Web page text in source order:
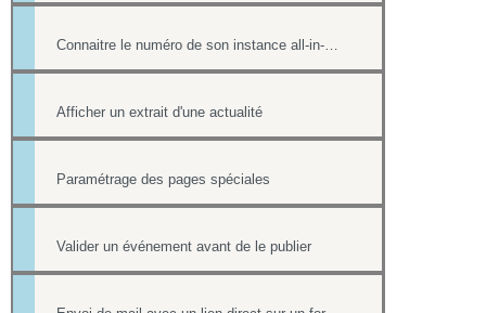
Connaitre le numéro de son instance all-in-web ou le numéro d'une page
Afficher un extrait d'une actualité
Paramétrage des pages spéciales
Valider un événement avant de le publier